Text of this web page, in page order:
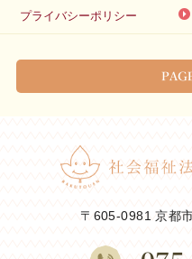
プライバシーポリシー
〒605-0981 京都